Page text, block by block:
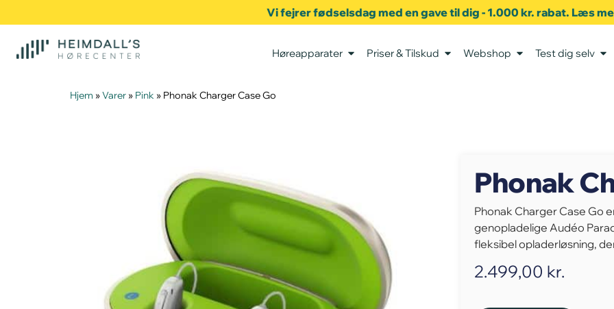
Vi fejrer fødselsdag med en gave til dig - 1.000 kr. rabat. Læs
Høreapparater Priser & Tilskud Webshop Test dig selv
Hjem »Varer » Pink » Phonak Charger Case Go
Phonak
Phonak Charger Case Go
genopladelige Audéo
fleksibel opladerløsning,
2.499,00 kr.